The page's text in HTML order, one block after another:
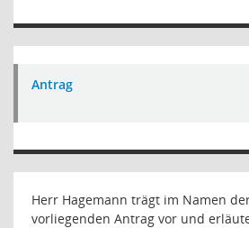
Antrag
Herr Hagemann trägt im Namen
vorliegenden Antrag vor und